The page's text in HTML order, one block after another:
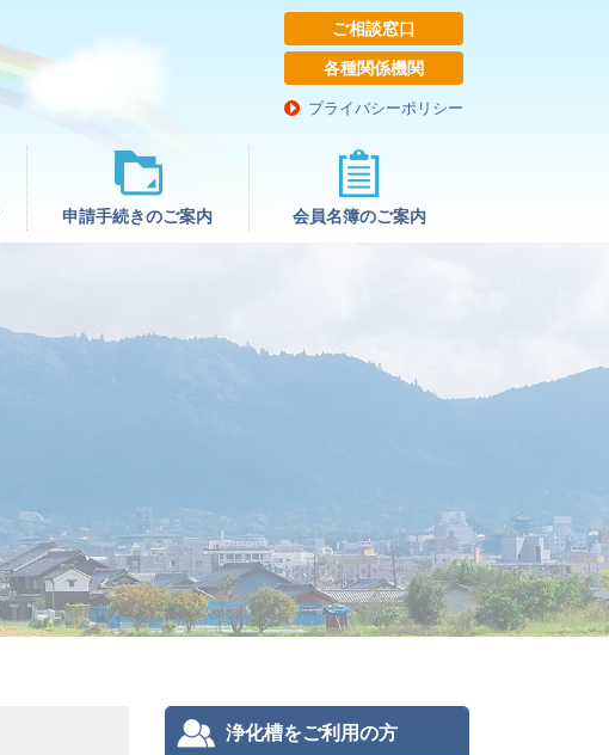
ご相談窓口
各種関係機関
プライバシーポリシー
申請⼿続きのご案内 会員名簿のご案内
浄化槽をご利用の方